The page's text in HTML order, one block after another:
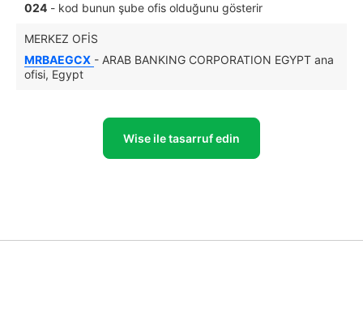
024 - kod bunun şube ofis olduğunu gösterir
MERKEZ OFIS
MRBAEGCX - ARAB BANKING CORPORATION EGYPT ana
ofisi, Egypt
Wise ile tasarruf edin